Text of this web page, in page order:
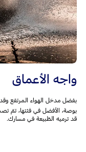
واجه الأعماق
بفضل مدخل الهواء المرتفع
بوصة، الأفضل في فئتها، تمّ
قد ترميه الطّبيعة في مسارك.